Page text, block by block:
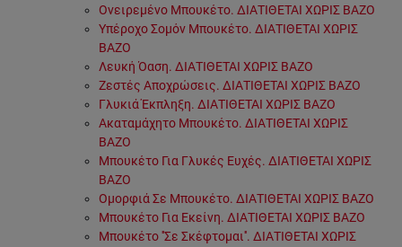
Ονειρεμένο Μπουκέτο. ΔΙΑΤΙΘΕΤΑΙ ΧΩΡΙΣ ΒΑΖΟ
Υπέροχο Σομόν Μπουκέτο. ΔΙΑΤΙΘΕΤΑΙ ΧΩΡΙΣ
ΒΑΖΟ
Λευκή Όαση. ΔΙΑΤΙΘΕΤΑΙ ΧΩΡΙΣ ΒΑΖΟ
Ζεστές Αποχρώσεις. ΔΙΑΤΙΘΕΤΑΙ ΧΩΡΙΣ ΒΑΖΟ
Γλυκιά Έκπληξη. ΔΙΑΤΙΘΕΤΑΙ ΧΩΡΙΣ ΒΑΖΟ
Ακαταμάχητο Μπουκέτο. ΔΙΑΤΙΘΕΤΑΙ ΧΩΡΙΣ
ΒΑΖΟ
Μπουκέτο Για Γλυκές Ευχές. ΔΙΑΤΙΘΕΤΑΙ ΧΩΡΙΣ
ΒΑΖΟ
Ομορφιά Σε Μπουκέτο. ΔΙΑΤΙΘΕΤΑΙ ΧΩΡΙΣ ΒΑΖΟ
Μπουκέτο Για Εκείνη. ΔΙΑΤΙΘΕΤΑΙ ΧΩΡΙΣ ΒΑΖΟ
Μπουκέτο ''Σε Σκέφτομαι''. ΔΙΑΤΙΘΕΤΑΙ ΧΩΡΙΣ